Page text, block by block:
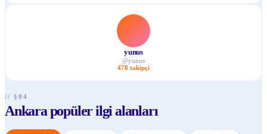
yunus
@yunus
478 takipçi
// §04
Ankara popüler ilgi alanları